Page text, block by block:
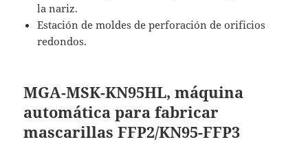
la nariz.
Estación de moldes de perforación de orificios
redondos.
MGA-MSK-KN95HL, máquina
automática para fabricar
mascarillas FFP2/KN95-FFP3